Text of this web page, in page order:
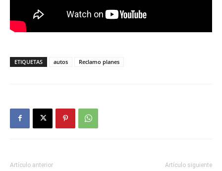
ETIQUETAS autos Reclamo planes
Artículo anterior Artículo siguiente